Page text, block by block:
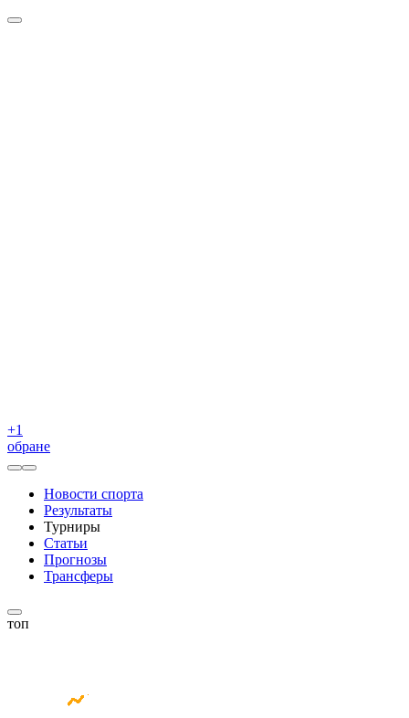
+1
обране
Новости спорта
Результаты
Турниры
Статьи
Прогнозы
Трансферы
топ